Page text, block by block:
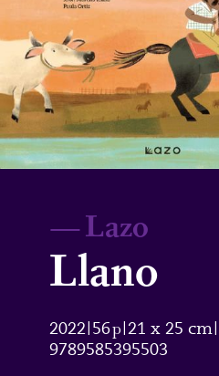
—Lazo
Llano
2022 56p 21 x 25 cm
9789585395503